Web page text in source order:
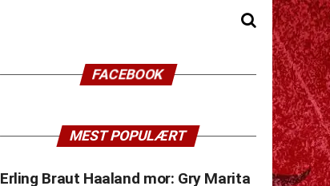
FACEBOOK
MEST POPULÆRT
Erling Braut Haaland mor: Gry Marita